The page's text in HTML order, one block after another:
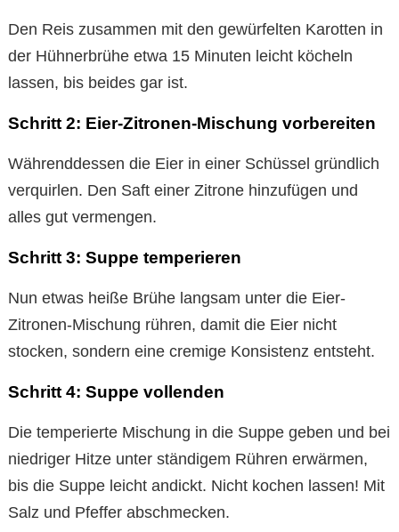
Den Reis zusammen mit den gewürfelten Karotten in
der Hühnerbrühe etwa 15 Minuten leicht köcheln
lassen, bis beides gar ist.
Schritt 2: Eier-Zitronen-Mischung vorbereiten
Währenddessen die Eier in einer Schüssel gründlich
verquirlen. Den Saft einer Zitrone hinzufügen und
alles gut vermengen.
Schritt 3: Suppe temperieren
Nun etwas heiße Brühe langsam unter die Eier-
Zitronen-Mischung rühren, damit die Eier nicht
stocken, sondern eine cremige Konsistenz entsteht.
Schritt 4: Suppe vollenden
Die temperierte Mischung in die Suppe geben und bei
niedriger Hitze unter ständigem Rühren erwärmen,
bis die Suppe leicht andickt. Nicht kochen lassen! Mit
Salz und Pfeffer abschmecken.